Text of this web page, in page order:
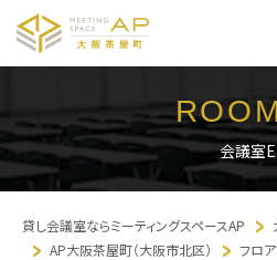
会議室E
貸し会議室ならミーティングスペースAP
AP大阪茶屋町（大阪市北区）
フロ